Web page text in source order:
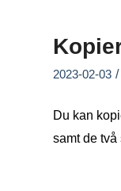
2023-02-03 /
Du kan
samt de